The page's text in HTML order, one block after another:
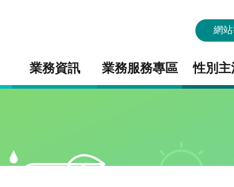
網
業務資訊 業務服務專區 性別主